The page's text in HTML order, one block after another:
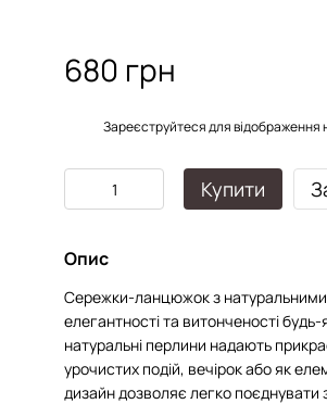
680 грн
Зареєструйтесядля відображення
Купити
Опис
Сережки-ланцюжок з
елегантності та витонченості
натуральні перлини надають
урочистих подій, вечірок або як
дизайн дозволяє легко